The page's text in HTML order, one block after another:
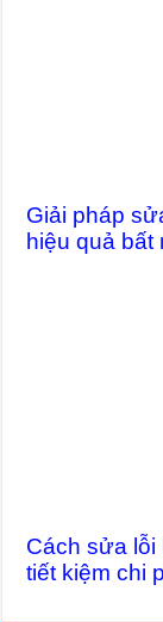
Giải pháp
hiệu quả bất
Cách sửa lỗi
tiết kiệm chi